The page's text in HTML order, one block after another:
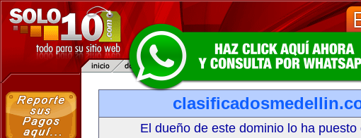
El dueño de este dominio lo ha puesto